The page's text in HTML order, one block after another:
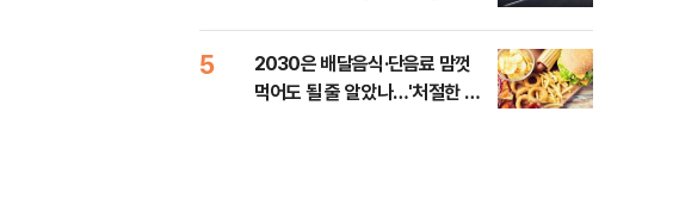
5
2030은 배달음식·단음료 맘껏
먹어도 될 줄 알았나…'처절한 대